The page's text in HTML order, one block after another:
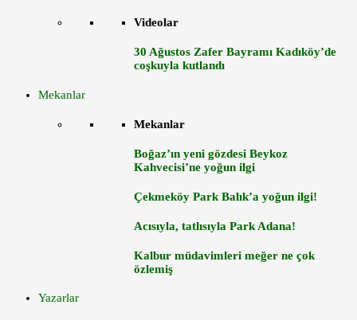
Videolar
30 Ağustos Zafer Bayramı Kadıköy’de
coşkuyla kutlandı
Mekanlar
Mekanlar
Boğaz’ın yeni gözdesi Beykoz
Kahvecisi’ne yoğun ilgi
Çekmeköy Park Balık’a yoğun ilgi!
Acısıyla, tatlısıyla Park Adana!
Kalbur müdavimleri meğer ne çok
özlemiş
Yazarlar